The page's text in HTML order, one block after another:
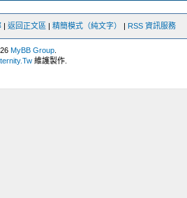
|返回正文區 |精簡模式（純文字） | RSS 資訊服務
MyBB Group
維護製作.